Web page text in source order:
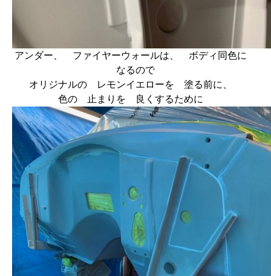
アンダー、 ファイヤーウォールは、 ボディ同色に
なるので
オリジナルの レモンイエローを 塗る前に、
色の 止まりを 良くするために